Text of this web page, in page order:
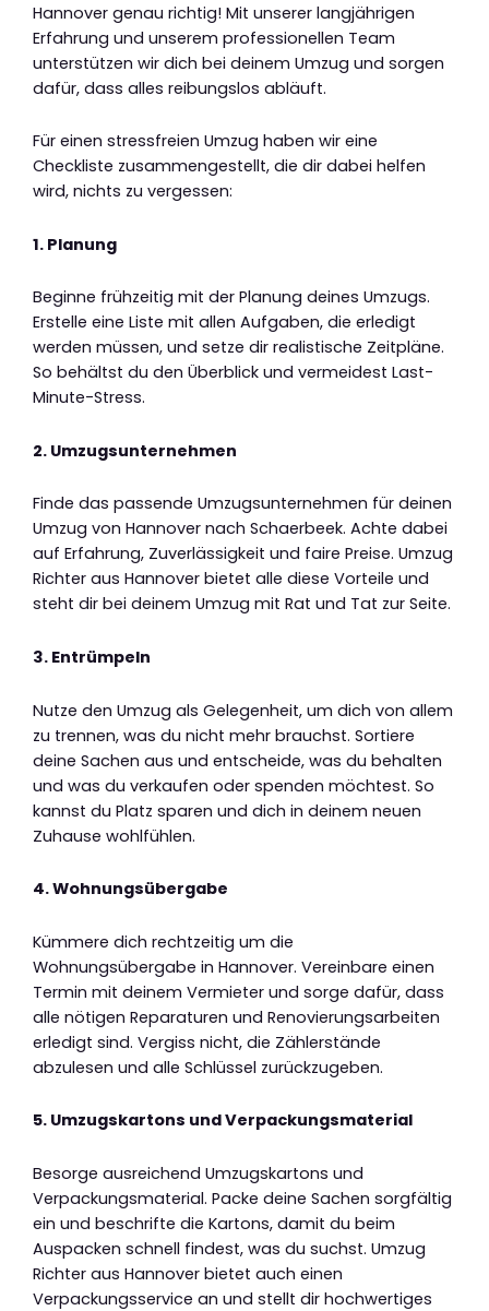
Hannover genau richtig! Mit unserer langjährigen
Erfahrung und unserem professionellen Team
unterstützen wir dich bei deinem Umzug und sorgen
dafür, dass alles reibungslos abläuft.
Für einen stressfreien Umzug haben wir eine
Checkliste zusammengestellt, die dir dabei helfen
wird, nichts zu vergessen:
1. Planung
Beginne frühzeitig mit der Planung deines Umzugs.
Erstelle eine Liste mit allen Aufgaben, die erledigt
werden müssen, und setze dir realistische Zeitpläne.
So behältst du den Überblick und vermeidest Last-
Minute-Stress.
2. Umzugsunternehmen
Finde das passende Umzugsunternehmen für deinen
Umzug von Hannover nach Schaerbeek. Achte dabei
auf Erfahrung, Zuverlässigkeit und faire Preise. Umzug
Richter aus Hannover bietet alle diese Vorteile und
steht dir bei deinem Umzug mit Rat und Tat zur Seite.
3. Entrümpeln
Nutze den Umzug als Gelegenheit, um dich von allem
zu trennen, was du nicht mehr brauchst. Sortiere
deine Sachen aus und entscheide, was du behalten
und was du verkaufen oder spenden möchtest. So
kannst du Platz sparen und dich in deinem neuen
Zuhause wohlfühlen.
4. Wohnungsübergabe
Kümmere dich rechtzeitig um die
Wohnungsübergabe in Hannover. Vereinbare einen
Termin mit deinem Vermieter und sorge dafür, dass
alle nötigen Reparaturen und Renovierungsarbeiten
erledigt sind. Vergiss nicht, die Zählerstände
abzulesen und alle Schlüssel zurückzugeben.
5. Umzugskartons und Verpackungsmaterial
Besorge ausreichend Umzugskartons und
Verpackungsmaterial. Packe deine Sachen sorgfältig
ein und beschrifte die Kartons, damit du beim
Auspacken schnell findest, was du suchst. Umzug
Richter aus Hannover bietet auch einen
Verpackungsservice an und stellt dir hochwertiges